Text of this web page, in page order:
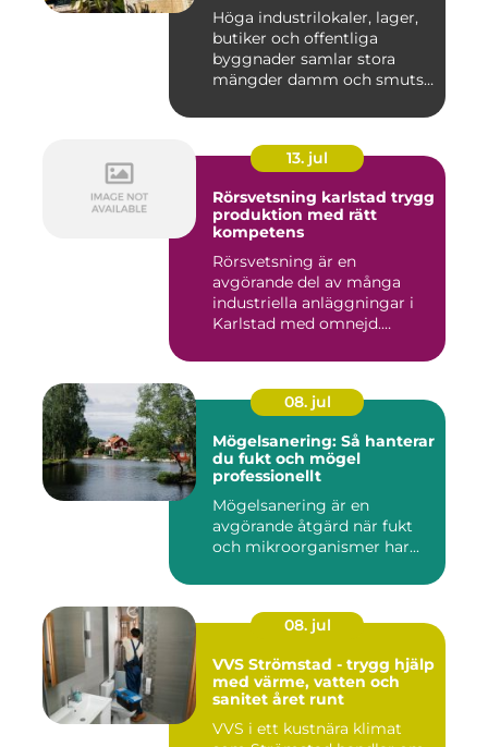
Höga industrilokaler, lager,
butiker och offentliga
byggnader samlar stora
mängder damm och smuts
13. jul
Rörsvetsning karlstad trygg
produktion med rätt
kompetens
Rörsvetsning är en
avgörande del av många
industriella anläggningar i
Karlstad med omnejd.
08. jul
Mögelsanering: Så hanterar
du fukt och mögel
professionellt
Mögelsanering är en
avgörande åtgärd när fukt
och mikroorganismer har...
08. jul
VVS Strömstad - trygg hjälp
med värme, vatten och
sanitet året runt
VVS i ett kustnära klimat